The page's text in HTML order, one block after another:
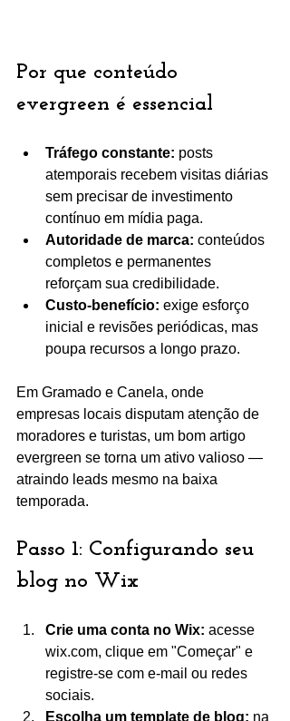
Por que conteúdo
evergreen é essencial
Tráfego constante: posts
atemporais recebem visitas diárias
sem precisar de investimento
contínuo em mídia paga.
Autoridade de marca: conteúdos
completos e permanentes
reforçam sua credibilidade.
Custo-benefício: exige esforço
inicial e revisões periódicas, mas
poupa recursos a longo prazo.
Em Gramado e Canela, onde
empresas locais disputam atenção de
moradores e turistas, um bom artigo
evergreen se torna um ativo valioso —
atraindo leads mesmo na baixa
temporada.
Passo 1: Configurando seu
blog no Wix
Crie uma conta no Wix: acesse
wix.com, clique em "Começar" e
registre-se com e‑mail ou redes
sociais.
Escolha um template de blog: na